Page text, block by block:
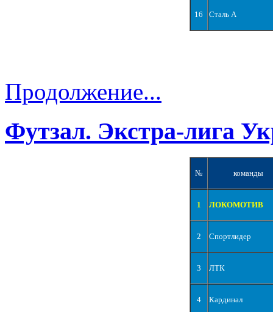
16 Сталь А
Продолжение...
Футзал. Экстра-лига
№ команды
1 ЛОКОМОТИВ
2 Спортлидер
3 ЛТК
4 Кардинал